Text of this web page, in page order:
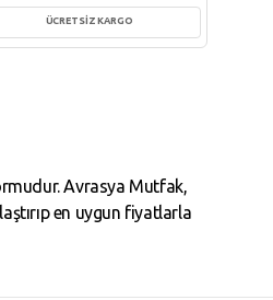
ÜCRETSİZ KARGO
Avrasya Mutfak,
en uygun fiyatlarla